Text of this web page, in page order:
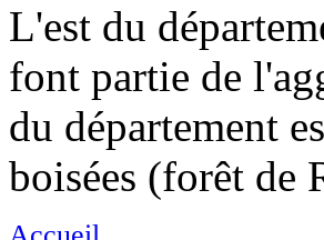
L'est du
font partie de
du département
boisées (forêt de